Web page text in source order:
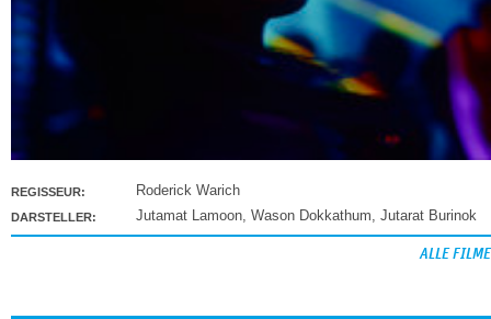
REGISSEUR: Roderick Warich
DARSTELLER: Jutamat Lamoon, Wason Dokkathum, Jutarat Burinok
ALLE FILME